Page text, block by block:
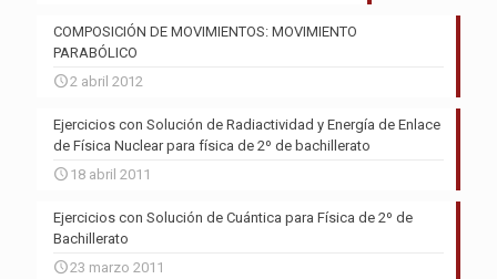
COMPOSICIÓN DE MOVIMIENTOS: MOVIMIENTO
PARABÓLICO
2 abril 2012
Ejercicios con Solución de Radiactividad y Energía de Enlace
de Física Nuclear para física de 2º de bachillerato
18 abril 2011
Ejercicios con Solución de Cuántica para Física de 2º de
Bachillerato
23 marzo 2011